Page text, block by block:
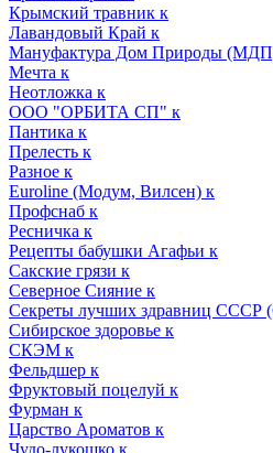
Крымский травник к
Лавандовый Край к
Мануфактура Дом Природы
Мечта к
Неотложка к
ООО "ОРБИТА СП" к
Пантика к
Прелесть к
Разное к
Euroline (Модум, Вилсен) к
Профснаб к
Ресничка к
Рецепты бабушки Агафьи к
Сакские грязи к
Северное Сияние к
Секреты лучших здравниц СССР
Сибирское здоровье к
СКЭМ к
Фельдшер к
Фруктовый поцелуй к
Фурман к
Царство Ароматов к
Чудо-лукошко к